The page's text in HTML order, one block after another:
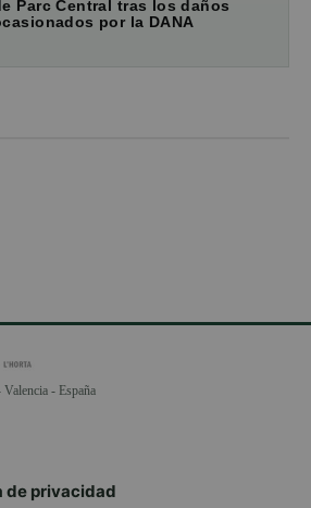
Parc Central tras los daños
por la DANA
- España
de privacidad